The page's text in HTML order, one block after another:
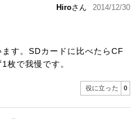
Hiroさん 2014/12/30
す。SDカードに比べたらCF
枚で我慢です。
役に立った 0